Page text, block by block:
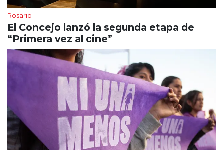
Rosario
El Concejo lanzó la segunda etapa de
“Primera vez al cine”